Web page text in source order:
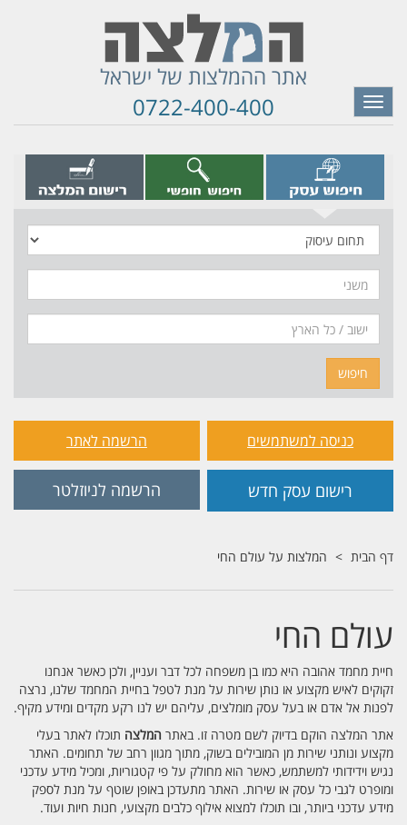
אתר ההמלצות של ישראל
0722-400-400
Toggle
navigation
עיסוק
חיפוש
כניסה למשתמשים הרשמה לאתר
רישום עסק חדש הרשמה לניוזלטר
דף הבית המלצות על עולם החי
עולם החי
חיית מחמד אהובה היא כמו בן משפחה לכל דבר ועניין, ולכן כאשר אנחנו
זקוקים לאיש מקצוע או נותן שירות על מנת לטפל בחיית המחמד שלנו, נרצה
לפנות אל אדם או בעל עסק מומלצים, עליהם יש לנו רקע מקדים ומידע מקיף.
אתר המלצה הוקם בדיוק לשם מטרה זו. באתר המלצה תוכלו לאתר בעלי
מקצוע ונותני שירות מן המובילים בשוק, מתוך מגוון רחב של תחומים. האתר
נגיש וידידותי למשתמש, כאשר הוא מחולק על פי קטגוריות, ומכיל מידע עדכני
ומופרט לגבי כל עסק או שירות. האתר מתעדכן באופן שוטף על מנת לספק
מידע עדכני ביותר, ובו תוכלו למצוא אילוף כלבים מקצועי, חנות חיות ועוד.